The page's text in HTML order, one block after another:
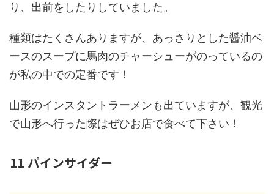
り、出前をしたりしていました。
種類はたくさんありますが、あっさりとした醤油ベ
ースのスープに馬肉のチャーシューがのっているの
が私の中での定番です！
山形のインスタントラーメンも出ていますが、観光
で山形へ行った際はぜひお店で食べて下さい！
11 パインサイダー